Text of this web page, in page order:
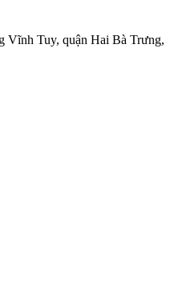
Vĩnh Tuy, quận Hai Bà Trưng,